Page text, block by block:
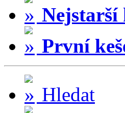
Nejstarší
První
Hledat